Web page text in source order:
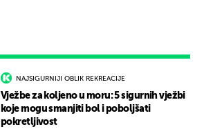
NAJSIGURNIJI OBLIK REKREACIJE
Vježbe za koljeno u moru: 5 sigurnih vježbi
koje mogu smanjiti bol i poboljšati
pokretljivost